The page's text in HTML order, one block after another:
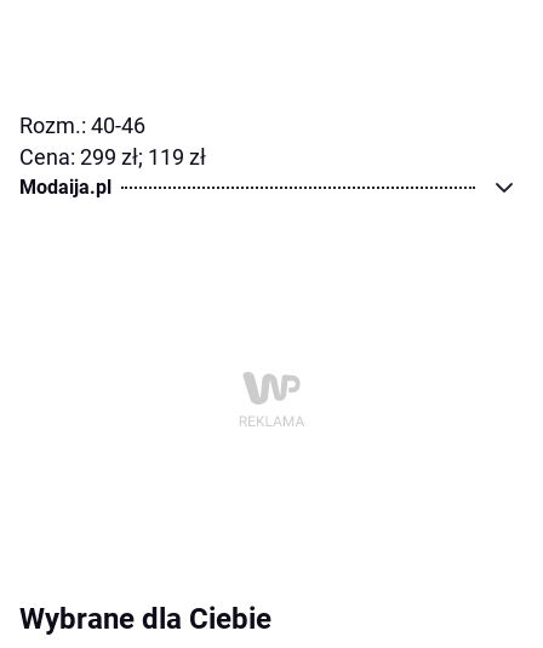
Rozm.: 40-46
Cena: 299 zł; 119 zł
Modaija.pl
Wybrane dla Ciebie